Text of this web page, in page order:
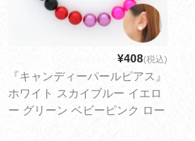
¥408(税込)
『キャンディーパールピアス』
ホワイト スカイブルー イエロ
ー グリーン ベビーピンク ロー